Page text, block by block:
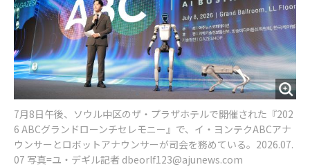
7月8日午後、ソウル中区のザ・プラザホテルで開催された『202
6 ABCグランドローンチセレモニー』で、イ・ヨンテクABCアナ
ウンサーとロボットアナウンサーが司会を務めている。2026.07.
07 写真=ユ・デギル記者 dbeorlf123@ajunews.com